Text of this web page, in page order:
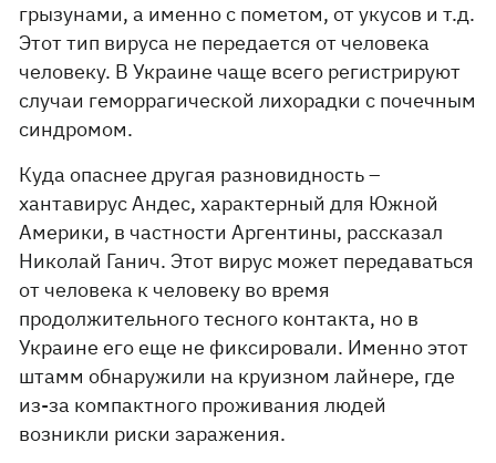
грызунами, а именно с пометом, от укусов и т.д.
Этот тип вируса не передается от человека
человеку. В Украине чаще всего регистрируют
случаи геморрагической лихорадки с почечным
синдромом.
Куда опаснее другая разновидность –
хантавирус Андес, характерный для Южной
Америки, в частности Аргентины, рассказал
Николай Ганич. Этот вирус может передаваться
от человека к человеку во время
продолжительного тесного контакта, но в
Украине его еще не фиксировали. Именно этот
штамм обнаружили на круизном лайнере, где
из-за компактного проживания людей
возникли риски заражения.